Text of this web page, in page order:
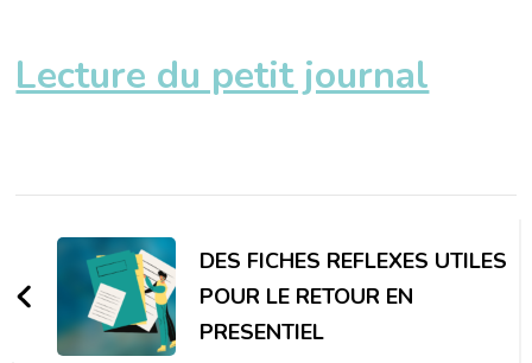
Lecture du petit journal
d'article
DES FICHES REFLEXES UTILES
POUR LE RETOUR EN
PRESENTIEL